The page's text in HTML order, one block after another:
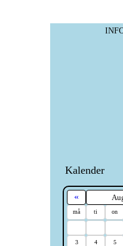
Kalender
«
må ti on
3 4 5